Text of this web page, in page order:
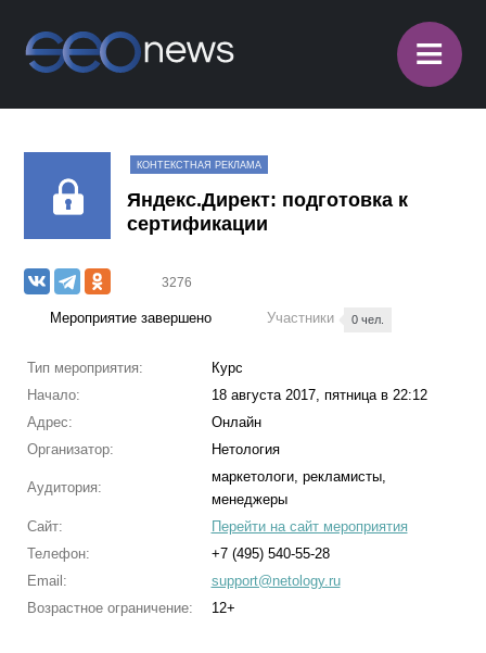
≡
КОНТЕКСТНАЯ РЕКЛАМА
Яндекс.Директ: подготовка к
сертификации
3276
Мероприятие завершено Участники 0 чел.
Тип мероприятия:
Курс
Начало:
18 августа 2017, пятница в 22:12
Адрес:
Онлайн
Организатор:
Нетология
Аудитория:
маркетологи, рекламисты,
менеджеры
Сайт:
Перейти на сайт мероприятия
Телефон:
+7 (495) 540-55-28
Email:
support@netology.ru
Возрастное ограничение:
12+